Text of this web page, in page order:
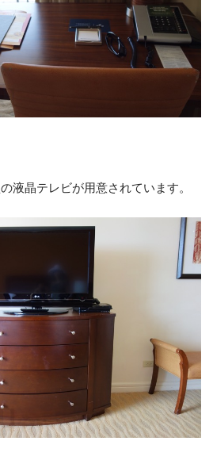
液晶テレビが用意されています。